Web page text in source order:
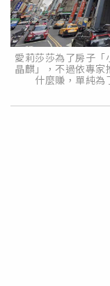
愛莉莎莎為了房子
晶麒」，不過依專
什麼賺，單純